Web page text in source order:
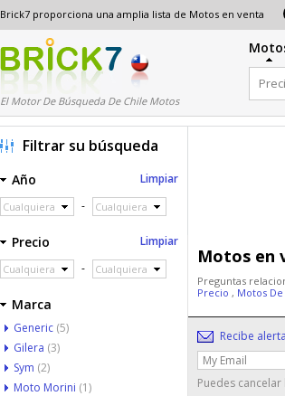
Brick7 proporciona una amplia lista de Motos en venta
El Motor De Búsqueda De Chile Motos
Motos en
Preguntas
Precio , Motos
Recibe
Puedes
Filtrar su búsqueda
Año Limpiar
Cualquiera - Cualquiera
Precio Limpiar
Cualquiera - Cualquiera
Marca
Generic (5)
Gilera (3)
Sym (2)
Moto Morini (1)